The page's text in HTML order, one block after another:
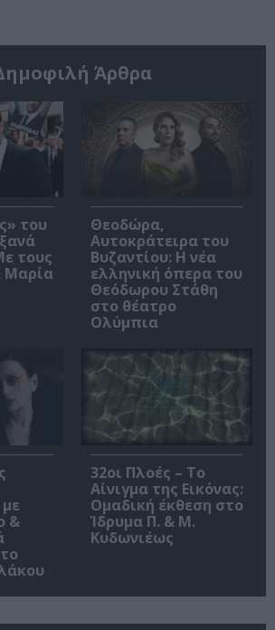
Άρθρα
του
τους
Μαρία
Θεοδώρα,
Αυτοκράτειρα του
Βυζαντίου: Η νέα
ελληνική όπερα του
Θεόδωρου Στάθη
στο θέατρο
Ολύμπια
&
32οι Πλοές – Το
Αίνιγμα της Εικόνας:
Ομαδική έκθεση στο
Ίδρυμα Π. & Μ.
Κυδωνιέως